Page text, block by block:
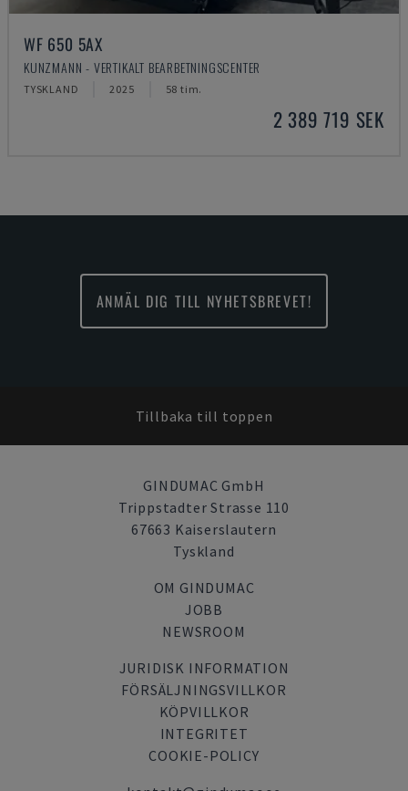
WF 650 5AX
KUNZMANN - VERTIKALT BEARBETNINGSCENTER
TYSKLAND 2025 58 tim.
2 389 719 SEK
ANMÄL DIG TILL NYHETSBREVET!
Tillbaka till toppen
GINDUMAC GmbH
Trippstadter Strasse 110
67663 Kaiserslautern
Tyskland
OM GINDUMAC
JOBB
NEWSROOM
JURIDISK INFORMATION
FÖRSÄLJNINGSVILLKOR
KÖPVILLKOR
INTEGRITET
COOKIE-POLICY